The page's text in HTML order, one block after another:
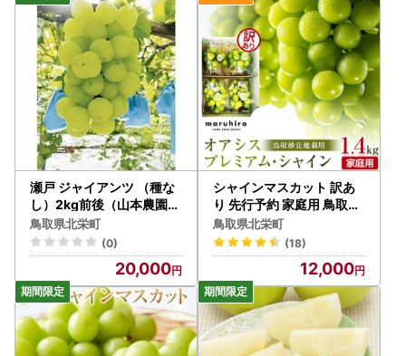
瀬戸 ジャイアンツ （種な
し）2kg前後（山本農園）
※2026年9月上旬～9月中
旬頃に順次発送予定 | ぶど
う 瀬戸
鳥取県北栄町
(0)
20,000
シャインマスカット 訳あ
り 先行予約 家庭用 鳥取砂
丘地産 1.4kg（350g×4パ
ック）｜シャインマスカッ
ト
鳥取県北栄町
(18)
12,000